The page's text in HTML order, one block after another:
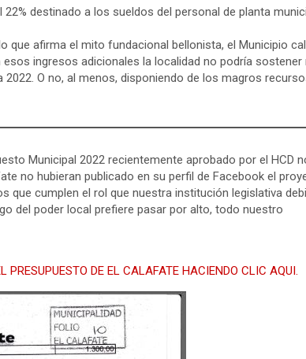
destinado a los sueldos del personal de planta
que afirma el mito fundacional bellonista, el Municipio
ingresos adicionales la localidad no podría sostener
O no, al menos, disponiendo de los magros
Municipal 2022 recientemente aprobado por el HCD
no hubieran publicado en su perfil de Facebook el
que cumplen el rol que nuestra institución legislativa
del poder local prefiere pasar por alto, todo nuestro
PRESUPUESTO DE EL CALAFATE HACIENDO CLIC AQUI.